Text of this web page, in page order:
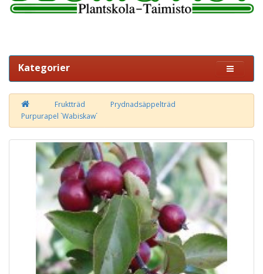
Kategorier
Fruktträd
Prydnadsäppelträd
Purpurapel `Wabiskaw´